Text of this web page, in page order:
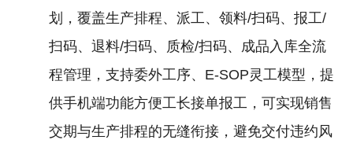
划，覆盖生产排程、派工、领料/扫码、报工/
扫码、退料/扫码、质检/扫码、成品入库全流
程管理，支持委外工序、E-SOP灵工模型，提
供手机端功能方便工长接单报工，可实现销售
交期与生产排程的无缝衔接，避免交付违约风